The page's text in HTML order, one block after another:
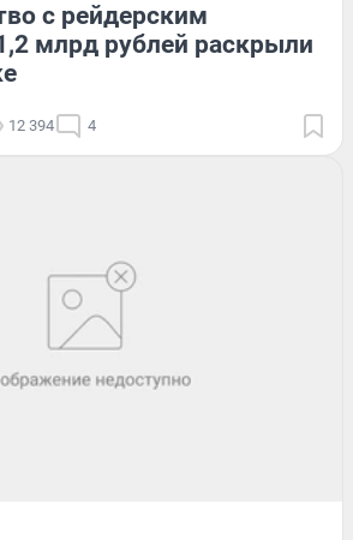
с рейдерским
млрд рублей раскрыли
12 394 4